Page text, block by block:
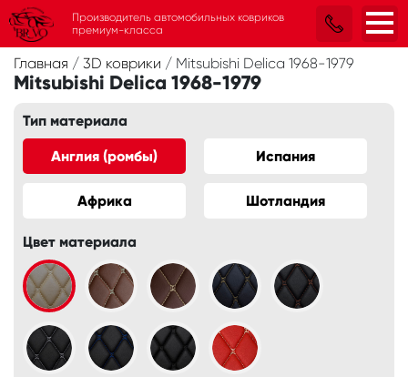
Главная / 3D коврики / Mitsubishi Delica 1968-1979
Mitsubishi Delica 1968-1979
Тип материала
Англия (ромбы) Испания
Африка Шотландия
Цвет материала
Производитель автомобильных ковриков
премиум-класса